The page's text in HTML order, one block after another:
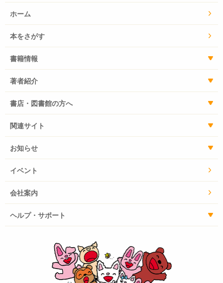
ホーム
本をさがす
書籍情報
著者紹介
書店・図書館の方へ
関連サイト
お知らせ
イベント
会社案内
ヘルプ・サポート